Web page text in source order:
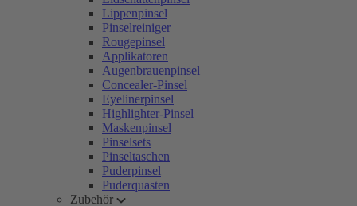
Lippenpinsel
Pinselreiniger
Rougepinsel
Applikatoren
Augenbrauenpinsel
Concealer-Pinsel
Eyelinerpinsel
Highlighter-Pinsel
Maskenpinsel
Pinselsets
Pinseltaschen
Puderpinsel
Puderquasten
Zubehör